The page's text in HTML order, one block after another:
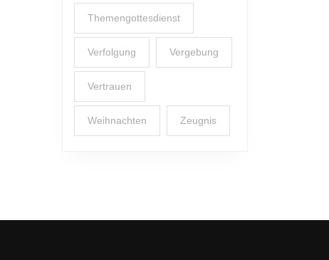
Themengottesdienst
Verfolgung Vergebung
Vertrauen
Weihnachten Zeugnis